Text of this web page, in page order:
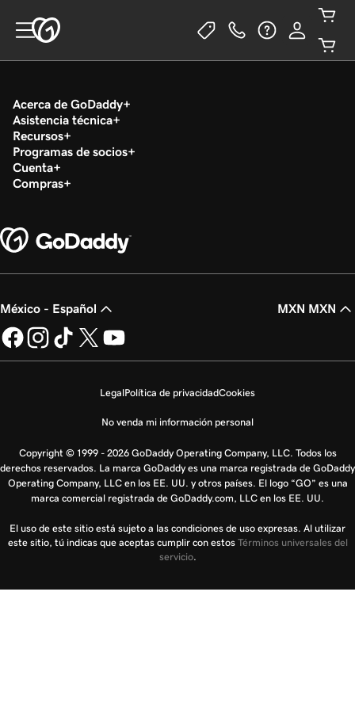
Acerca de GoDaddy
Asistencia técnica
Recursos
Programas de socios
Cuenta
Compras
México - Español MXN MXN
LegalPolítica de privacidadCookies
No venda mi información personal
Copyright © 1999 - 2026 GoDaddy Operating Company, LLC. Todos los
derechos reservados. La marca GoDaddy es una marca registrada de GoDaddy
Operating Company, LLC en los EE. UU. y otros países. El logo “GO” es una
marca comercial registrada de GoDaddy.com, LLC en los EE. UU.
El uso de este sitio está sujeto a las condiciones de uso expresas. Al utilizar
este sitio, tú indicas que aceptas cumplir con estos Términos universales del
servicio.